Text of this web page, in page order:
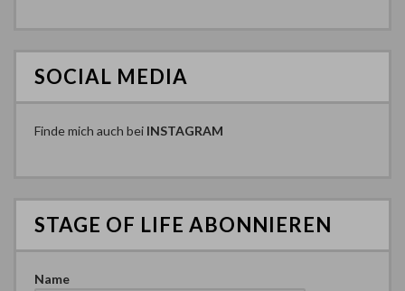
SOCIAL MEDIA
Finde mich auch bei INSTAGRAM
STAGE OF LIFE ABONNIEREN
Name